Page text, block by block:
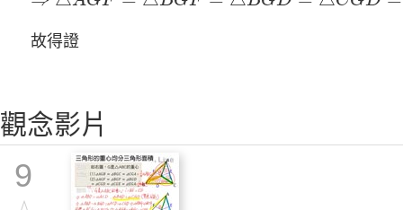
故得證
觀念影片
9